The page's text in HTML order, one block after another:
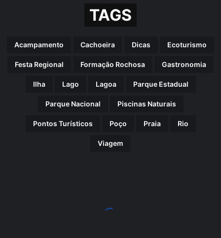
TAGS
Acampamento Cachoeira Dicas Ecoturismo
Festa Regional Formação Rochosa Gastronomia
Ilha Lago Lagoa Parque Estadual
Parque Nacional Piscinas Naturais
Pontos Turísticos Poço Praia Rio
Viagem